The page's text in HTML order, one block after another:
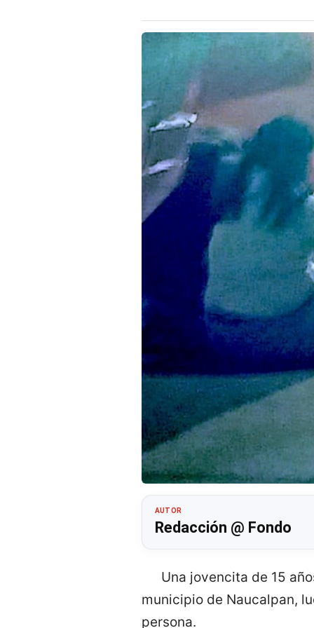
AUTOR
Redacción @ Fondo
Una jovencita de 15
municipio de Naucalpan,
persona.